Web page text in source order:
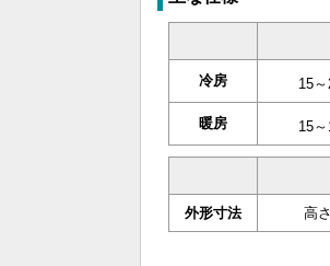
冷房 15
暖房 15
外形寸法 高